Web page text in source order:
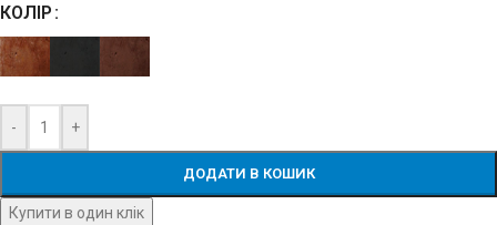
КОЛІР
- +
ДОДАТИ В КОШИК
Купити в один клік